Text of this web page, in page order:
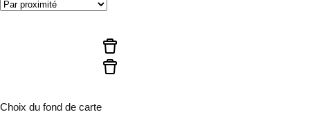
Choix du fond de carte